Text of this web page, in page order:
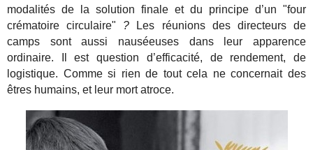
modalités de la solution finale et du principe d’un "four
crématoire circulaire" ? Les réunions des directeurs de
camps sont aussi nauséeuses dans leur apparence
ordinaire. Il est question d’efficacité, de rendement, de
logistique. Comme si rien de tout cela ne concernait des
êtres humains, et leur mort atroce.